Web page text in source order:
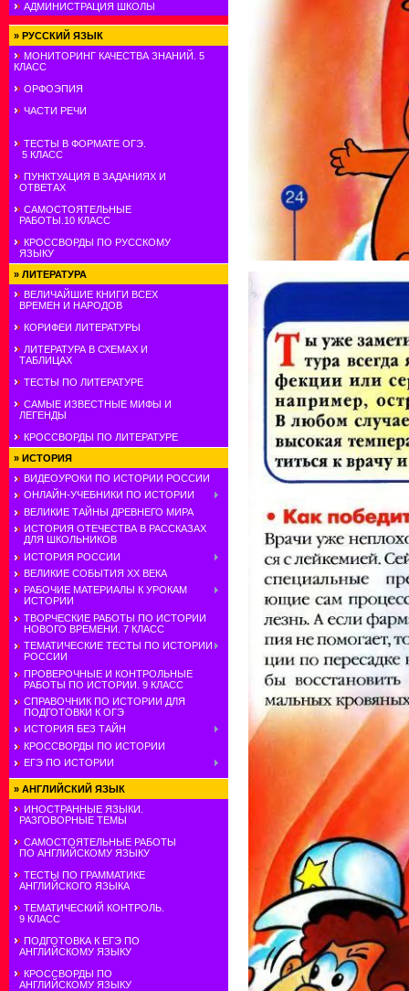
АДМИНИСТРАЦИЯ ШКОЛЫ
» РУССКИЙ ЯЗЫК
МОНИТОРИНГ КАЧЕСТВА ЗНАНИЙ. 5
КЛАСС
ОРФОЭПИЯ
ЧАСТИ РЕЧИ
ТЕСТЫ В ФОРМАТЕ ОГЭ.
5 КЛАСС
ПУНКТУАЦИЯ В ЗАДАНИЯХ И
ОТВЕТАХ
САМОСТОЯТЕЛЬНЫЕ
РАБОТЫ.10 КЛАСС
КРОССВОРДЫ ПО РУССКОМУ
ЯЗЫКУ
» ЛИТЕРАТУРА
ВЕЛИЧАЙШИЕ КНИГИ ВСЕХ
ВРЕМЕН И НАРОДОВ
КОРИФЕИ ЛИТЕРАТУРЫ
ЛИТЕРАТУРА В СХЕМАХ И
ТАБЛИЦАХ
ТЕСТЫ ПО ЛИТЕРАТУРЕ
САМЫЕ ИЗВЕСТНЫЕ МИФЫ И
ЛЕГЕНДЫ
КРОССВОРДЫ ПО ЛИТЕРАТУРЕ
» ИСТОРИЯ
ВИДЕОУРОКИ ПО ИСТОРИИ РОССИИ
ОНЛАЙН-УЧЕБНИКИ ПО ИСТОРИИ
ВЕЛИКИЕ ТАЙНЫ ДРЕВНЕГО МИРА
ИСТОРИЯ ОТЕЧЕСТВА В РАССКАЗАХ
ДЛЯ ШКОЛЬНИКОВ
ИСТОРИЯ РОССИИ
ВЕЛИКИЕ СОБЫТИЯ ХХ ВЕКА
РАБОЧИЕ МАТЕРИАЛЫ К УРОКАМ
ИСТОРИИ
ТВОРЧЕСКИЕ РАБОТЫ ПО ИСТОРИИ
НОВОГО ВРЕМЕНИ. 7 КЛАСС
ТЕМАТИЧЕСКИЕ ТЕСТЫ ПО ИСТОРИИ
РОССИИ
ПРОВЕРОЧНЫЕ И КОНТРОЛЬНЫЕ
РАБОТЫ ПО ИСТОРИИ. 9 КЛАСС
СПРАВОЧНИК ПО ИСТОРИИ ДЛЯ
ПОДГОТОВКИ К ОГЭ
ИСТОРИЯ БЕЗ ТАЙН
КРОССВОРДЫ ПО ИСТОРИИ
ЕГЭ ПО ИСТОРИИ
» АНГЛИЙСКИЙ ЯЗЫК
ИНОСТРАННЫЕ ЯЗЫКИ.
РАЗГОВОРНЫЕ ТЕМЫ
САМОСТОЯТЕЛЬНЫЕ РАБОТЫ
ПО АНГЛИЙСКОМУ ЯЗЫКУ
ТЕСТЫ ПО ГРАММАТИКЕ
АНГЛИЙСКОГО ЯЗЫКА
ТЕМАТИЧЕСКИЙ КОНТРОЛЬ.
9 КЛАСС
ПОДГОТОВКА К ЕГЭ ПО
АНГЛИЙСКОМУ ЯЗЫКУ
КРОССВОРДЫ ПО
АНГЛИЙСКОМУ ЯЗЫКУ